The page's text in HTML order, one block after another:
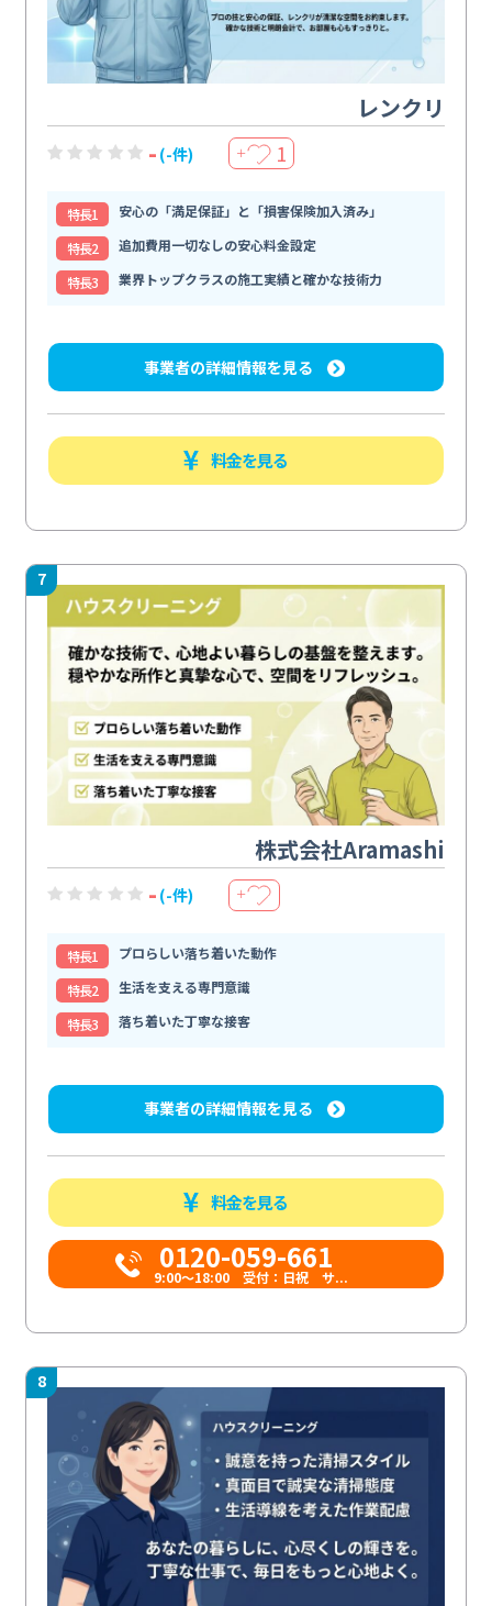
レンクリ
- (-件) ＋ 1
特⻑1
安心の「満足保証」と「損害保険加入済み」
特⻑2
追加費用一切なしの安心料金設定
特⻑3
業界トップクラスの施工実績と確かな技術力
事業者の詳細情報を見る
料金を見る
7
株式会社Aramashi
- (-件) ＋
特⻑1
プロらしい落ち着いた動作
特⻑2
生活を支える専門意識
特⻑3
落ち着いた丁寧な接客
事業者の詳細情報を見る
料金を見る
0120-059-661
9:00〜18:00 受付：日祝 サ...
8